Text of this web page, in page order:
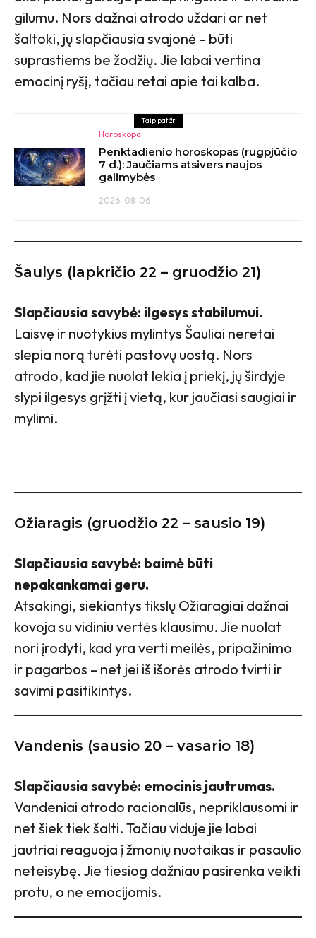
gilumu. Nors dažnai atrodo uždari ar net
šaltoki, jų slapčiausia svajonė – būti
suprastiems be žodžių. Jie labai vertina
emocinį ryšį, tačiau retai apie tai kalba.
Taip pat žr
Horoskopai
Penktadienio horoskopas (rugpjūčio
7 d.): Jaučiams atsivers naujos
galimybės
2026-08-06
Šaulys (lapkričio 22 – gruodžio 21)
Slapčiausia savybė: ilgesys stabilumui.
Laisvę ir nuotykius mylintys Šauliai neretai
slepia norą turėti pastovų uostą. Nors
atrodo, kad jie nuolat lekia į priekį, jų širdyje
slypi ilgesys grįžti į vietą, kur jaučiasi saugiai ir
mylimi.
Ožiaragis (gruodžio 22 – sausio 19)
Slapčiausia savybė: baimė būti
nepakankamai geru.
Atsakingi, siekiantys tikslų Ožiaragiai dažnai
kovoja su vidiniu vertės klausimu. Jie nuolat
nori įrodyti, kad yra verti meilės, pripažinimo
ir pagarbos – net jei iš išorės atrodo tvirti ir
savimi pasitikintys.
Vandenis (sausio 20 – vasario 18)
Slapčiausia savybė: emocinis jautrumas.
Vandeniai atrodo racionalūs, nepriklausomi ir
net šiek tiek šalti. Tačiau viduje jie labai
jautriai reaguoja į žmonių nuotaikas ir pasaulio
neteisybę. Jie tiesiog dažniau pasirenka veikti
protu, o ne emocijomis.